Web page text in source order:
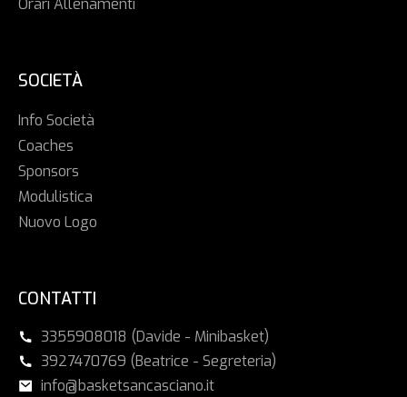
Orari Allenamenti
SOCIETÀ
Info Società
Coaches
Sponsors
Modulistica
Nuovo Logo
CONTATTI
3355908018 (Davide - Minibasket)
3927470769 (Beatrice - Segreteria)
info@basketsancasciano.it